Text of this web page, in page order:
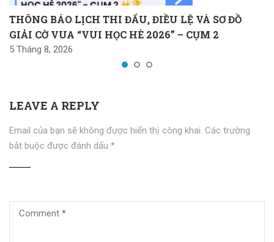
THÔNG BÁO LỊCH THI ĐẤU, ĐIỀU LỆ VÀ SƠ ĐỒ
GIẢI CỜ VUA “VUI HỌC HÈ 2026” – CỤM 2
5 Tháng 8, 2026
LEAVE A REPLY
Email của bạn sẽ không được hiển thị công khai. Các trường
bắt buộc được đánh dấu *